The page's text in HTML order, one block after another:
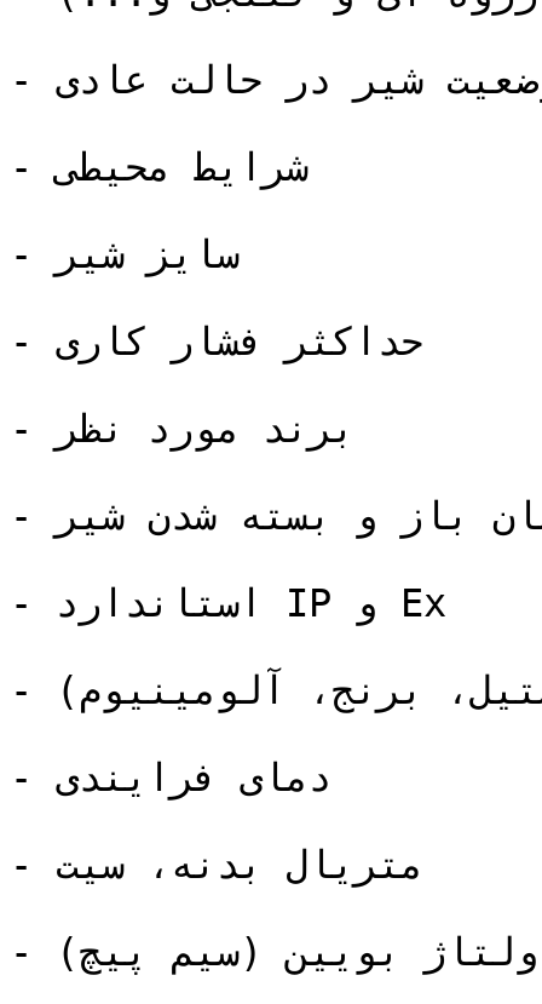
- وضعیت شیر در حالت عادی
- شرایط محیطی
- سایز شیر
- حداکثر فشار کاری
- برند مورد نظر
- زمان باز و بسته شدن شیر
- استاندارد IP و Ex
- متریال شیر (استیل، برنج، آلومینیوم)
- دمای فرایندی
- متریال بدنه، سیت
- ولتاژ بویین (سیم پیچ)